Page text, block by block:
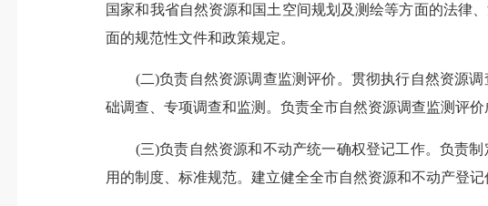
国家和我省自然资源和国土空间规划及测绘等方面的法律
面的规范性文件和政策规定。
(二)负责自然资源调查监测评价。贯彻执行自然资源调
础调查、专项调查和监测。负责全市自然资源调查监测评
(三)负责自然资源和不动产统一确权登记工作。负责制
用的制度、标准规范。建立健全全市自然资源和不动产登